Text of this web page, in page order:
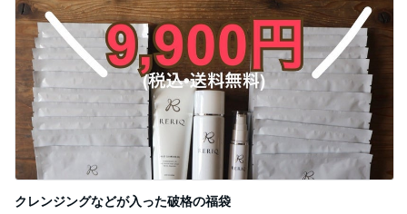
クレンジングなどが入った破格の福袋